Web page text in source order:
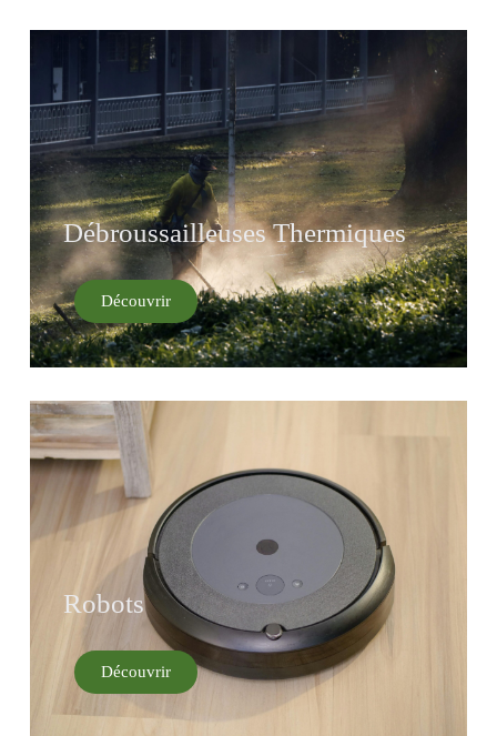
Débroussailleuses Thermiques
Découvrir
Robots
Découvrir